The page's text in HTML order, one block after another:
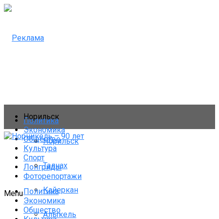
Политика
Экономика
Общество
Культура
Спорт
Лонгриды
Фоторепортажи
Menu
Норильск
Норильск
Талнах
Кайеркан
Алыкель
Политика
Экономика
Общество